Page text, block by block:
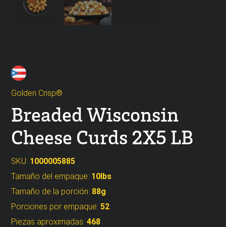
Golden Crisp®
Breaded Wisconsin
Cheese Curds 2X5 LB
SKU: 1000005885
Tamaño del empaque: 10lbs
Tamaño de la porción: 88g
Porciones por empaque:52
Piezas aproximadas:468